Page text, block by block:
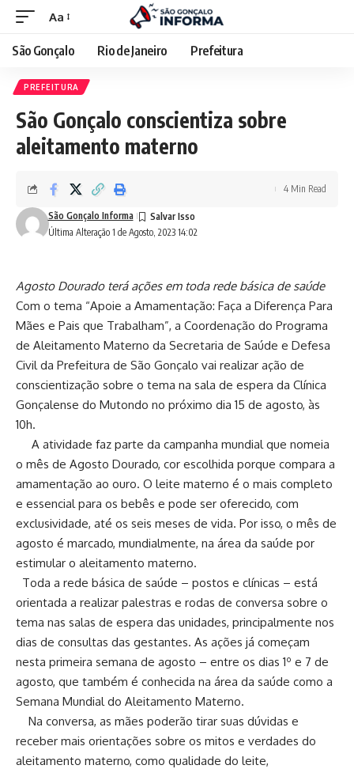
Aa
São Gonçalo Rio de Janeiro Prefeitura
PREFEITURA
São Gonçalo conscientiza sobre
aleitamento materno
Última Alteração 1 de Agosto, 2023 14:02
São Gonçalo Informa
4 Min Read
Agosto Dourado terá ações em toda rede básica de saúde
Com o tema “Apoie a Amamentação: Faça a Diferença Para
Mães e Pais que Trabalham”, a Coordenação do Programa
de Aleitamento Materno da Secretaria de Saúde e Defesa
Civil da Prefeitura de São Gonçalo vai realizar ação de
conscientização sobre o tema na sala de espera da Clínica
Gonçalense do Mutondo no próximo dia 15 de agosto, às
10h.
A atividade faz parte da campanha mundial que nomeia
o mês de Agosto Dourado, cor escolhida porque compara a
amamentação ao ouro. O leite materno é o mais completo
e essencial para os bebês e pode ser oferecido, com
exclusividade, até os seis meses de vida. Por isso, o mês de
agosto é marcado, mundialmente, na área da saúde por
estimular o aleitamento materno.
Toda a rede básica de saúde – postos e clínicas – está
orientada a realizar palestras e rodas de conversa sobre o
tema nas salas de espera das unidades, principalmente nos
dias de consultas das gestantes. As ações já começam
nesta primeira semana de agosto – entre os dias 1º e 7 de
agosto, que também é conhecida na área da saúde como a
Semana Mundial do Aleitamento Materno.
Na conversa, as mães poderão tirar suas dúvidas e
receber mais orientações sobre os mitos e verdades do
aleitamento materno, como qualidade do leite,